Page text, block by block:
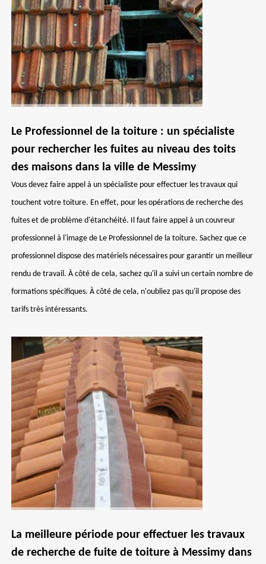
Le Professionnel de la toiture : un spécialiste
pour rechercher les fuites au niveau des toits
des maisons dans la ville de Messimy
Vous devez faire appel à un spécialiste pour effectuer les travaux qui
touchent votre toiture. En effet, pour les opérations de recherche des
fuites et de problème d'étanchéité. Il faut faire appel à un couvreur
professionnel à l'image de Le Professionnel de la toiture. Sachez que ce
professionnel dispose des matériels nécessaires pour garantir un meilleur
rendu de travail. À côté de cela, sachez qu'il a suivi un certain nombre de
formations spécifiques. À côté de cela, n'oubliez pas qu'il propose des
tarifs très intéressants.
La meilleure période pour effectuer les travaux
de recherche de fuite de toiture à Messimy dans